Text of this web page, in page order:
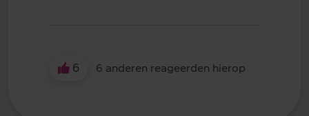
6 6 anderen reageerden hierop